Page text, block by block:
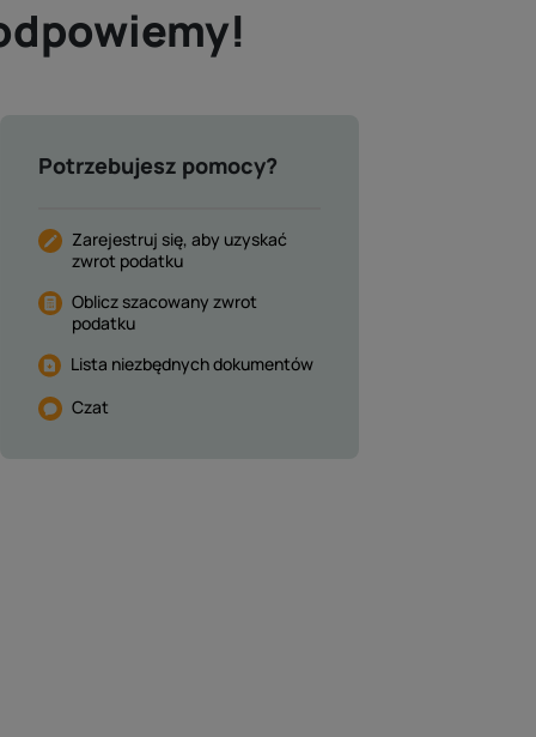
Potrzebujesz pomocy?
Zarejestruj się, aby uzyskać
zwrot podatku
Oblicz szacowany zwrot
podatku
Lista niezbędnych dokumentów
Czat